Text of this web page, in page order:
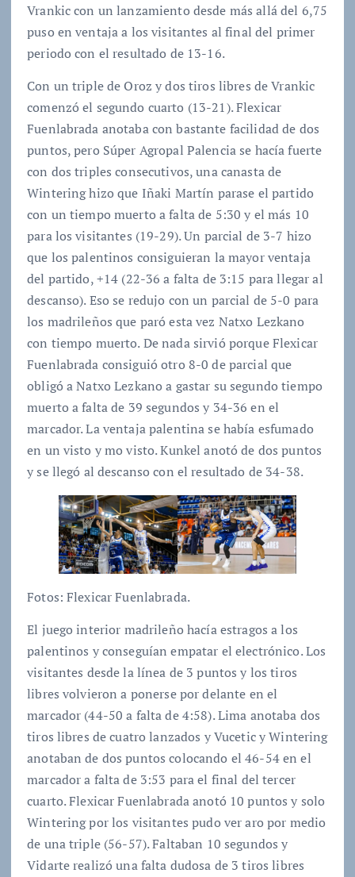
Vrankic con un lanzamiento desde más allá del 6,75
puso en ventaja a los visitantes al final del primer
periodo con el resultado de 13-16.
Con un triple de Oroz y dos tiros libres de Vrankic
comenzó el segundo cuarto (13-21). Flexicar
Fuenlabrada anotaba con bastante facilidad de dos
puntos, pero Súper Agropal Palencia se hacía fuerte
con dos triples consecutivos, una canasta de
Wintering hizo que Iñaki Martín parase el partido
con un tiempo muerto a falta de 5:30 y el más 10
para los visitantes (19-29). Un parcial de 3-7 hizo
que los palentinos consiguieran la mayor ventaja
del partido, +14 (22-36 a falta de 3:15 para llegar al
descanso). Eso se redujo con un parcial de 5-0 para
los madrileños que paró esta vez Natxo Lezkano
con tiempo muerto. De nada sirvió porque Flexicar
Fuenlabrada consiguió otro 8-0 de parcial que
obligó a Natxo Lezkano a gastar su segundo tiempo
muerto a falta de 39 segundos y 34-36 en el
marcador. La ventaja palentina se había esfumado
en un visto y mo visto. Kunkel anotó de dos puntos
y se llegó al descanso con el resultado de 34-38.
Fotos: Flexicar Fuenlabrada.
El juego interior madrileño hacía estragos a los
palentinos y conseguían empatar el electrónico. Los
visitantes desde la línea de 3 puntos y los tiros
libres volvieron a ponerse por delante en el
marcador (44-50 a falta de 4:58). Lima anotaba dos
tiros libres de cuatro lanzados y Vucetic y Wintering
anotaban de dos puntos colocando el 46-54 en el
marcador a falta de 3:53 para el final del tercer
cuarto. Flexicar Fuenlabrada anotó 10 puntos y solo
Wintering por los visitantes pudo ver aro por medio
de una triple (56-57). Faltaban 10 segundos y
Vidarte realizó una falta dudosa de 3 tiros libres